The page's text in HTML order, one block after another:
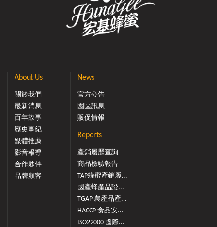
About Us
關於我們
最新消息
百年故事
歷史事紀
媒體推薦
影音報導
合作夥伴
品牌顧客
News
官方公告
園區訊息
販促情報
Reports
產銷履歷查詢
商品檢驗報告
TAP蜂蜜產銷履...
國產蜂產品證...
TGAP 農產品產...
HACCP 食品安...
ISO22000 國際...